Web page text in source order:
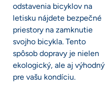
odstavenia bicyklov na
letisku nájdete bezpečné
priestory na zamknutie
svojho bicykla. Tento
spôsob dopravy je nielen
ekologický, ale aj výhodný
pre vašu kondíciu.